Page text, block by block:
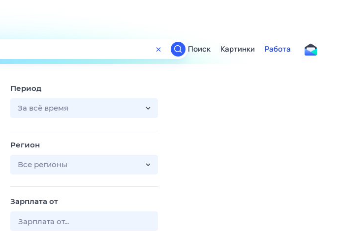
Поиск
ТВ-программа
Поиск Картинки Работа
Период
За всё время
Регион
Все регионы
Зарплата от